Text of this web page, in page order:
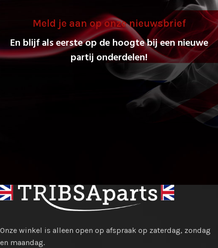
Meld je aan op onze nieuwsbrief
En blijf als eerste op de hoogte bij een nieuwe
partij onderdelen!
Onze winkel is alleen open op afspraak op zaterdag, zondag
en maandag.